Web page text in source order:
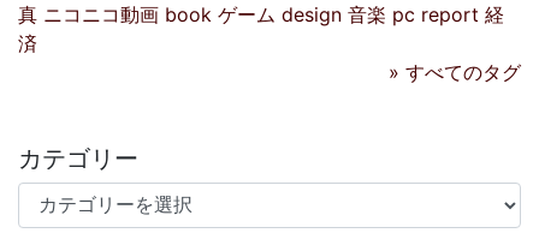
真 ニコニコ動画 book ゲーム design 音楽 pc report 経
済
» すべてのタグ
カテゴリー
カテゴリー